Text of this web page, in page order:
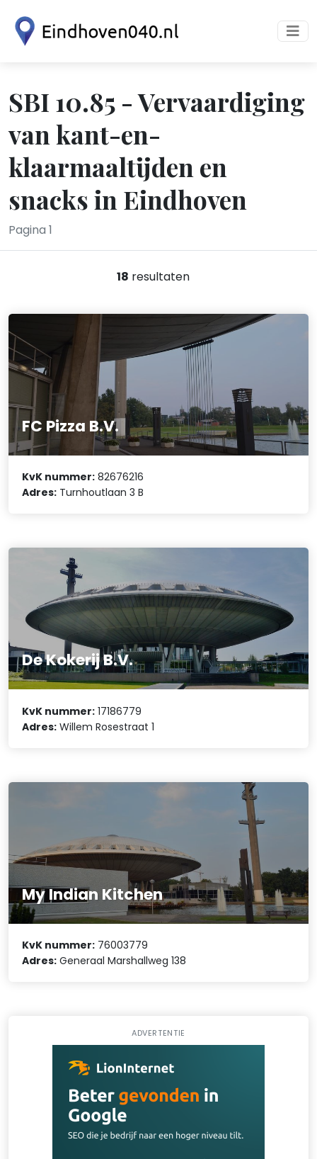
SBI 10.85 - Vervaardiging
van kant-en-
klaarmaaltijden en
snacks in Eindhoven
Pagina 1
18 resultaten
FC Pizza B.V.
KvK nummer: 82676216
Adres: Turnhoutlaan 3 B
De Kokerij B.V.
KvK nummer: 17186779
Adres: Willem Rosestraat 1
My Indian Kitchen
KvK nummer: 76003779
Adres: Generaal Marshallweg 138
ADVERTENTIE